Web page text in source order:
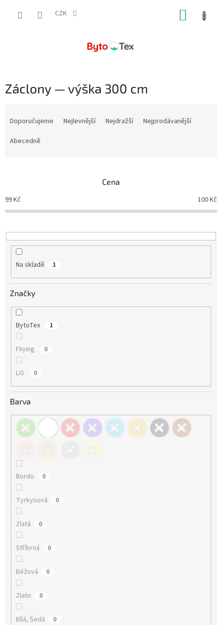
CZK
Záclony — výška 300 cm
o
d
k
t
Doporučujeme Nejlevnější Nejdražší
Nejprodávanější
Abecedně
Cena
99Kč 100Kč
Na skladě 1
Značky
BytoTex 1
Fliying 0
LiS 0
Barva
Bordo 0
Tyrkysová 0
Zlatá 0
Stříbrná 0
Béžová 0
Zlato 0
Bílá, Šedá 0